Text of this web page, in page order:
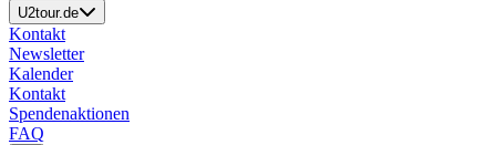
U2tour.de
Kontakt
Newsletter
Kalender
Kontakt
Spendenaktionen
FAQ